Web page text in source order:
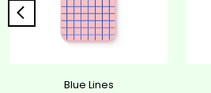
Blue Lines